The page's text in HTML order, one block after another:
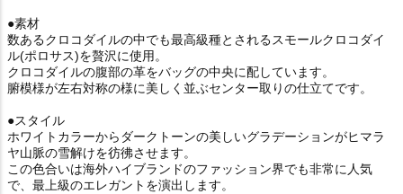
●素材
数あるクロコダイルの中でも最高級種とされるスモールクロコダイ
ル(ポロサス)を贅沢に使用。
クロコダイルの腹部の革をバッグの中央に配しています。
腑模様が左右対称の様に美しく並ぶセンター取りの仕立てです。
●スタイル
ホワイトカラーからダークトーンの美しいグラデーションがヒマラ
ヤ山脈の雪解けを彷彿させます。
この色合いは海外ハイブランドのファッション界でも非常に人気
で、最上級のエレガントを演出します。